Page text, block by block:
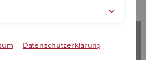
und Stundenpläne
Datenschutzerklärung